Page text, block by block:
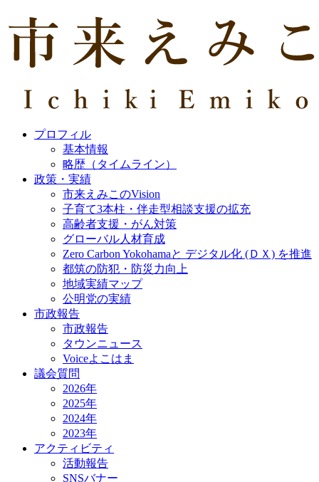
プロフィル
基本情報
略歴（タイムライン）
政策・実績
市来えみこのVision
子育て3本柱・伴走型相談支援の拡充
高齢者支援・がん対策
グローバル人材育成
Zero Carbon Yokohamaと デジタル化 (ＤＸ) を推進
都筑の防犯・防災力向上
地域実績マップ
公明党の実績
市政報告
市政報告
タウンニュース
Voiceよこはま
議会質問
2026年
2025年
2024年
2023年
アクティビティ
活動報告
SNSバナー